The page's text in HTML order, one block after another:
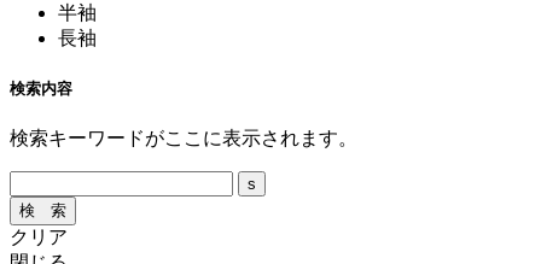
半袖
長袖
検索内容
検索キーワードがここに表示されます。
クリア